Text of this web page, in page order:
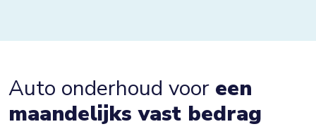
Auto onderhoud voor een
maandelijks vast bedrag